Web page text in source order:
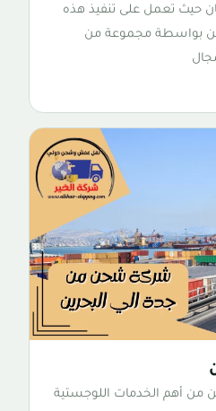
حيث تعمل على تنفيذ هذه
بواسطة مجموعة من
من أهم الخدمات اللوجستية